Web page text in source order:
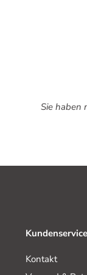
Sie haben
Kundenservice
Kontakt